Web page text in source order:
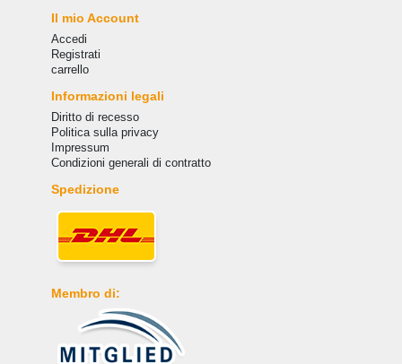
Il mio Account
Accedi
Registrati
carrello
Informazioni legali
Diritto di recesso
Politica sulla privacy
Impressum
Condizioni generali di contratto
Spedizione
Membro di: